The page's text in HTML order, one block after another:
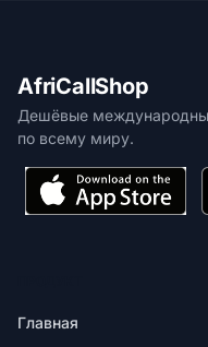
AfriCallShop
Дешёвые
по всему миру.
Главная